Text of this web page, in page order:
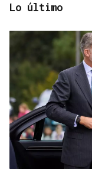
Lo último